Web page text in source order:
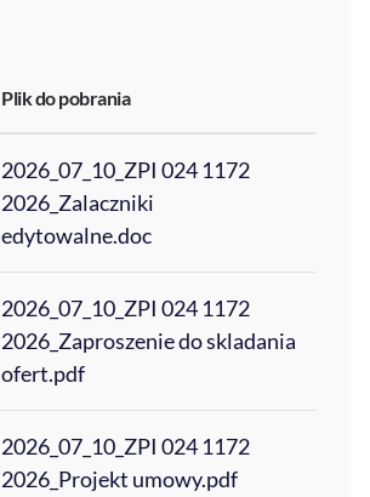
Plik do pobrania
2026_07_10_ZPI 024 1172
2026_Zalaczniki
edytowalne.doc
2026_07_10_ZPI 024 1172
2026_Zaproszenie do skladania
ofert.pdf
2026_07_10_ZPI 024 1172
2026_Projekt umowy.pdf